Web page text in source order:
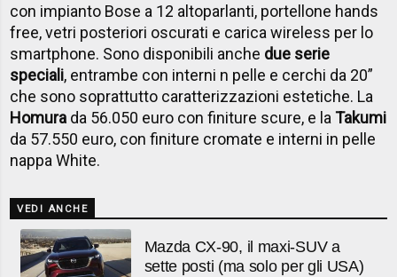
con impianto Bose a 12 altoparlanti, portellone hands
free, vetri posteriori oscurati e carica wireless per lo
smartphone. Sono disponibili anche due serie
speciali, entrambe con interni n pelle e cerchi da 20”
che sono soprattutto caratterizzazioni estetiche. La
Homura da 56.050 euro con finiture scure, e laTakumi
da 57.550 euro, con finiture cromate e interni in pelle
nappa White.
VEDI ANCHE
Mazda CX-90, il maxi-SUV a
sette posti (ma solo per gli USA)